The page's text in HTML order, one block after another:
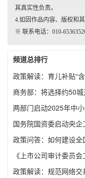
其真实性负责。
4.如因作品内容、版权和
※ 联系电话：010-
频道总排行
政策解读：育儿补贴“
商务部：将选择约50
两部门启动2025年中
国务院国资委启动央
政策问答：如何建设
《上市公司审计委员
政策解读：规范网络